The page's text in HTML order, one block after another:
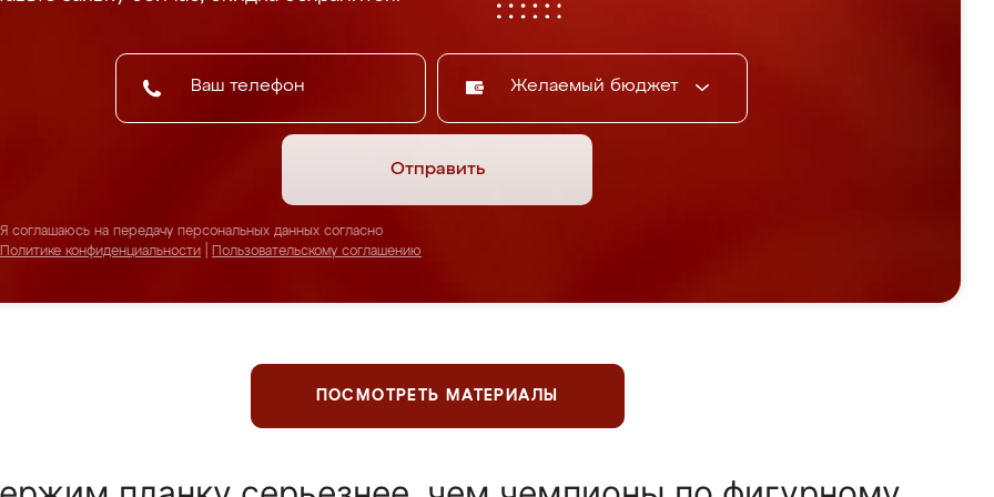
Желаемый бюджет
Отправить
Я соглашаюсь на передачу персональных данных согласно
Политике конфиденциальности
Пользовательскому соглашению
ПОСМОТРЕТЬ МАТЕРИАЛЫ